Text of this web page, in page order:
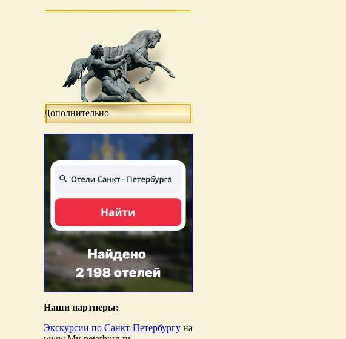
Дополнительно
Наши партнеры:
Экскурсии по Санкт-Петербургу на